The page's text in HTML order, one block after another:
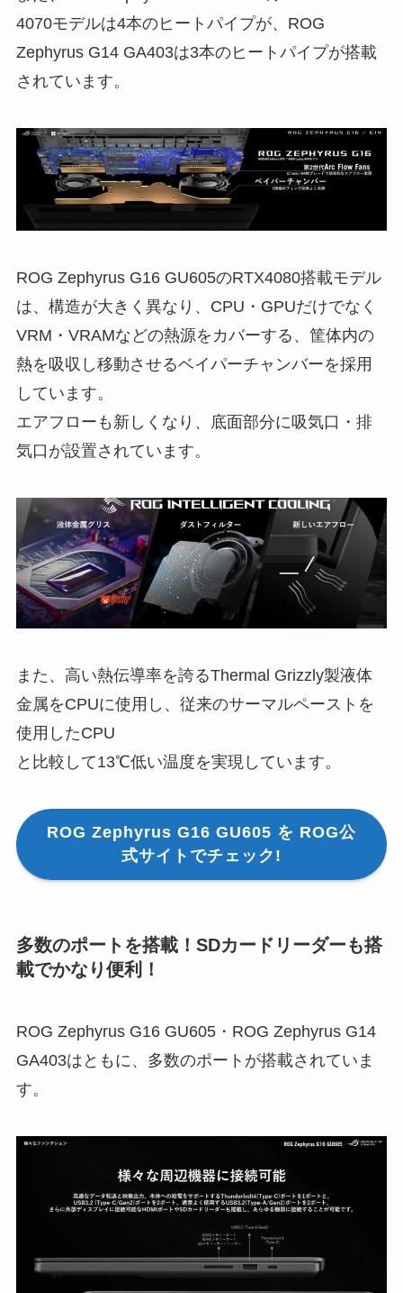
4070モデルは4本のヒートパイプが、ROG
Zephyrus G14 GA403は3本のヒートパイプが搭載
されています。
ROG Zephyrus G16 GU605のRTX4080搭載モデル
は、構造が大きく異なり、CPU・GPUだけでなく
VRM・VRAMなどの熱源をカバーする、筐体内の
熱を吸収し移動させるベイパーチャンバーを採用
しています。
エアフローも新しくなり、底面部分に吸気口・排
気口が設置されています。
また、高い熱伝導率を誇るThermal Grizzly製液体
金属をCPUに使用し、従来のサーマルペーストを
使用したCPU
と比較して13℃低い温度を実現しています。
ROG Zephyrus G16 GU605 を ROG公
式サイトでチェック!
多数のポートを搭載！SDカードリーダーも搭
載でかなり便利！
ROG Zephyrus G16 GU605・ROG Zephyrus G14
GA403はともに、多数のポートが搭載されていま
す。